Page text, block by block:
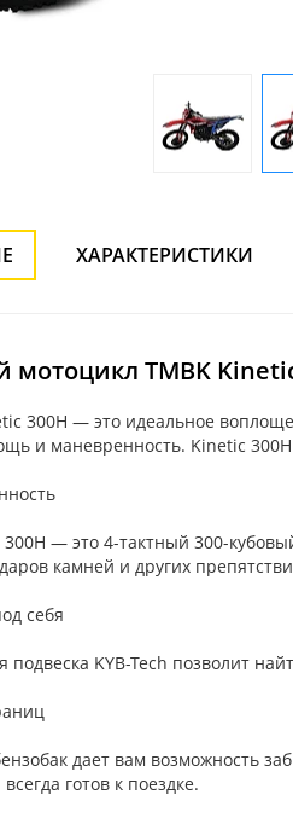
ХАРАКТЕРИСТИКИ
мотоцикл TMBK
300H — это идеальное
и маневренность. Kinetic
— это 4-тактный 300-
камней и других
себя
подвеска KYB-Tech позволит
дает вам возможность
готов к поездке.